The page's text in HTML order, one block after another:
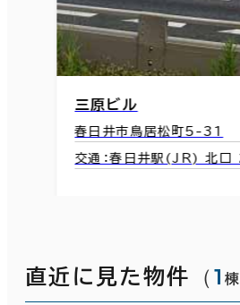
直近に見た物件 （1 棟